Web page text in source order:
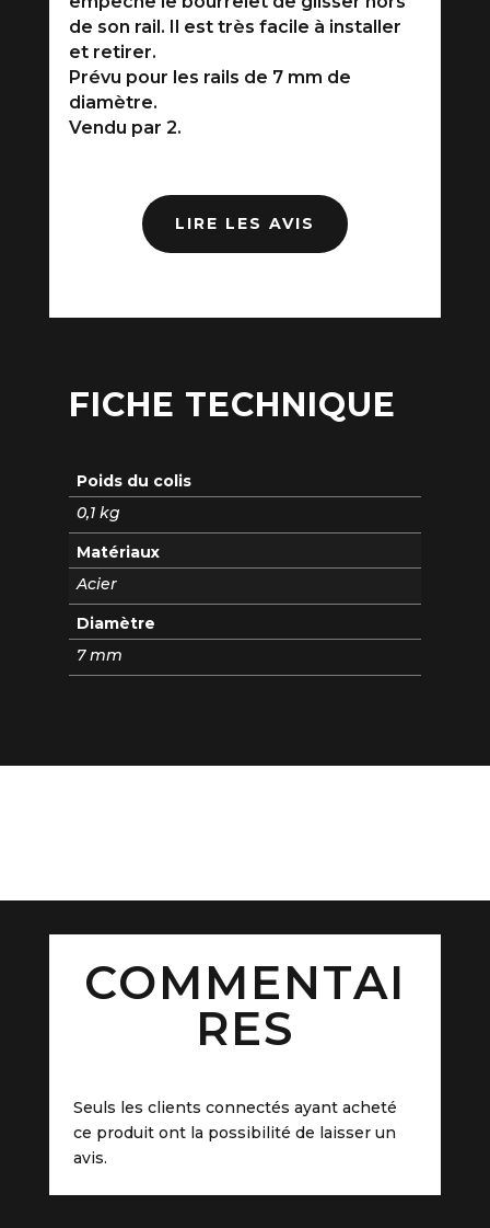
de son rail. Il est très facile à installer
et retirer.
Prévu pour les rails de 7 mm de
diamètre.
Vendu par 2.
LIRE LES AVIS
FICHE TECHNIQUE
Poids du colis
0,1 kg
Matériaux
Acier
Diamètre
7 mm
COMMENTAI
RES
Seuls les clients connectés ayant acheté
ce produit ont la possibilité de laisser un
avis.